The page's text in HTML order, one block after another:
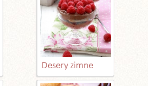
Desery zimne